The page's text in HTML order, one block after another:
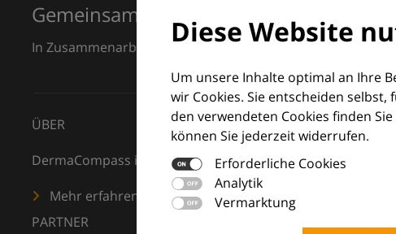
Diese Website
Um unsere Inhalte optimal an Ihre
wir Cookies. Sie entscheiden
den verwendeten Cookies finden
können Sie jederzeit widerrufen.
Erforderliche Cookies
Analytik
Vermarktung
Gemeinsam für Exzellenz in der
In Zusammenarbeit mit dem European Dermatology Forum
ÜBER
DermaCompass ist Ihr digitaler Kompass für die
Mehr erfahren
PARTNER